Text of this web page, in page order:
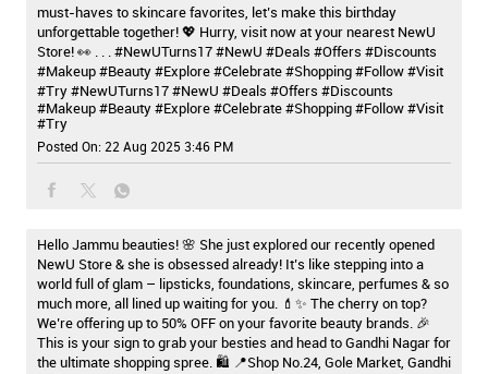
must-haves to skincare favorites, let’s make this birthday
unforgettable together! 💖 Hurry, visit now at your nearest NewU
Store! 👀 . . . #NewUTurns17 #NewU #Deals #Offers #Discounts
#Makeup #Beauty #Explore #Celebrate #Shopping #Follow #Visit
#Try#NewUTurns17#NewU #Deals #Offers #Discounts
#Makeup#Beauty#Explore#Celebrate#Shopping#Follow#Visit
#Try
Posted On: 22 Aug 2025 3:46 PM
Hello Jammu beauties! 🌸 She just explored our recently opened
NewU Store & she is obsessed already! It’s like stepping into a
world full of glam – lipsticks, foundations, skincare, perfumes & so
much more, all lined up waiting for you. 💄✨ The cherry on top?
We’re offering up to 50% OFF on your favorite beauty brands. 🎉
This is your sign to grab your besties and head to Gandhi Nagar for
the ultimate shopping spree. 🛍️ 📍Shop No.24, Gole Market, Gandhi